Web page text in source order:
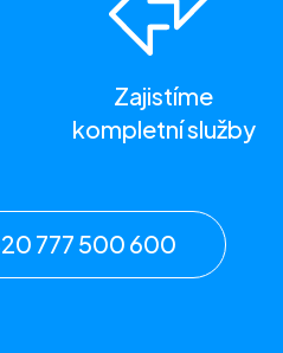
Zajistíme
kompletní služby
777 500 600